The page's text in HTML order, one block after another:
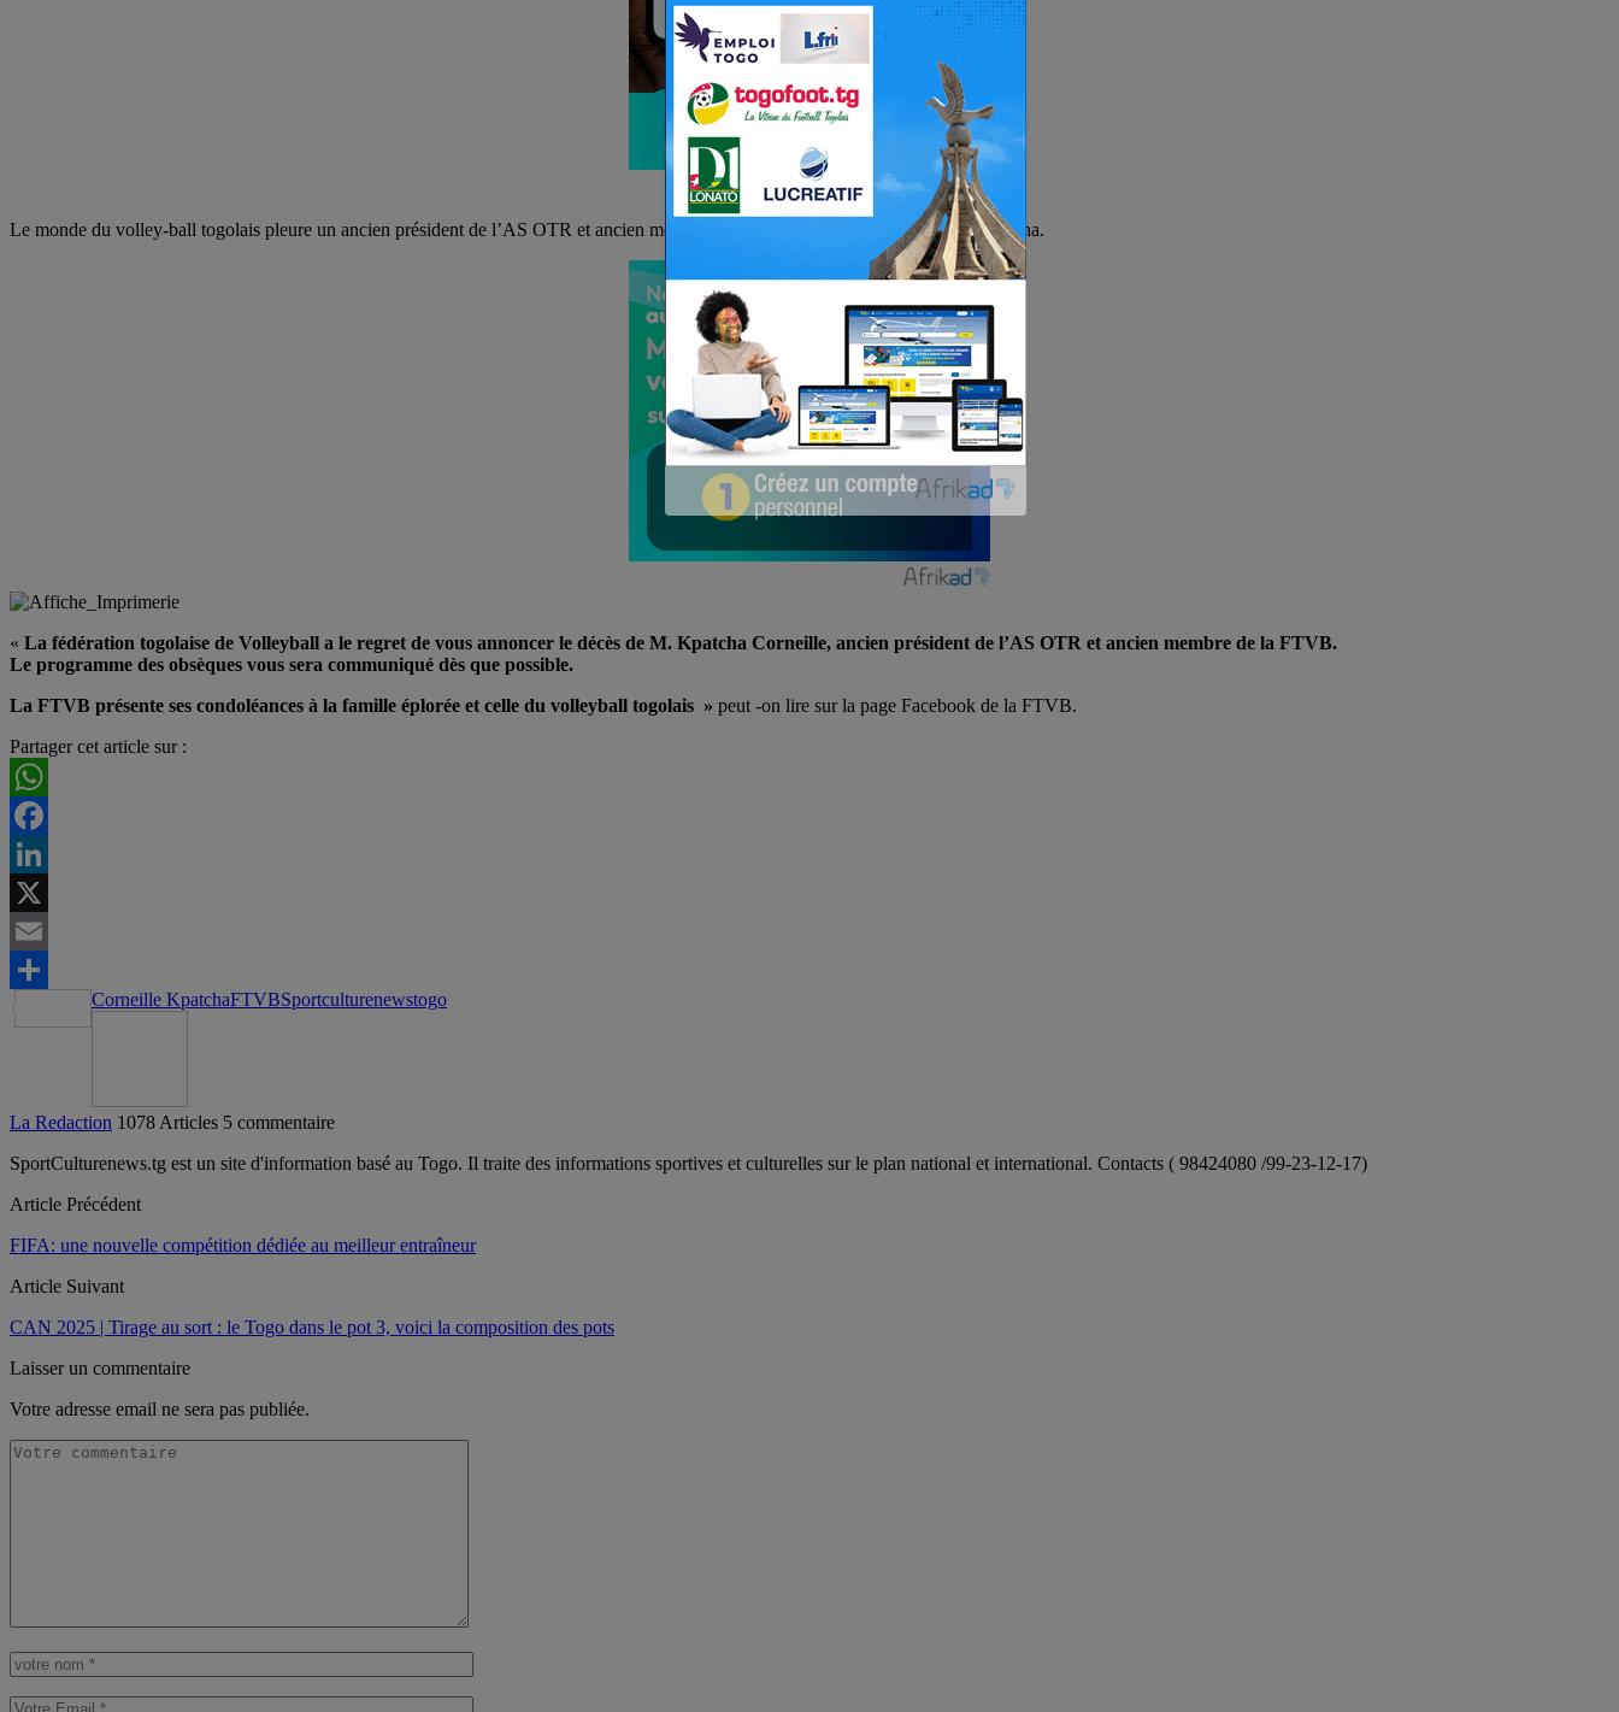
Le monde du volley-ball togolais pleure un ancien président de l’AS OTR et ancien membre de la FTVB. Il s’agit de Corneille Kpatcha.
« La fédération togolaise de Volleyball a le regret de vous annoncer le décès de M. Kpatcha Corneille, ancien président de l’AS OTR et ancien membre de la FTVB.
Le programme des obsèques vous sera communiqué dès que possible.
La FTVB présente ses condoléances à la famille éplorée et celle du volleyball togolais » peut -on lire sur la page Facebook de la FTVB.
Partager cet article sur :
WhatsApp
Facebook
LinkedIn
X
Email
Partager
Corneille KpatchaFTVBSportculturenewstogo
La Redaction 1078 Articles 5 commentaire
SportCulturenews.tg est un site d'information basé au Togo. Il traite des informations sportives et culturelles sur le plan national et international. Contacts ( 98424080 /99-23-12-17)
Article Précédent
FIFA: une nouvelle compétition dédiée au meilleur entraîneur
Article Suivant
CAN 2025 | Tirage au sort : le Togo dans le pot 3, voici la composition des pots
Laisser un commentaire
Votre adresse email ne sera pas publiée.